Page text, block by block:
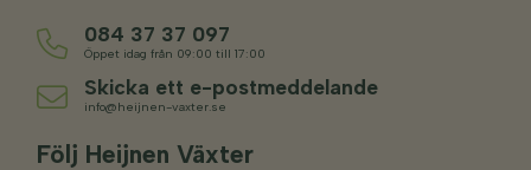
084 37 37 097
Öppet idag från 09:00 till 17:00
Skicka ett e-postmeddelande
info@heijnen-vaxter.se
Följ Heijnen Växter